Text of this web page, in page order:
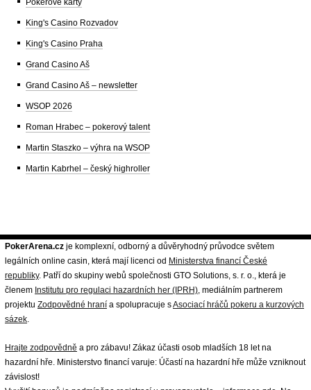
King's Casino Rozvadov
King's Casino Praha
Grand Casino Aš
Grand Casino Aš – newsletter
WSOP 2026
Roman Hrabec – pokerový talent
Martin Staszko – výhra na WSOP
Martin Kabrhel – český highroller
PokerArena.cz je komplexní, odborný a důvěryhodný průvodce světem
legálních online casin, která mají licenci od Ministerstva financí České
republiky. Patří do skupiny webů společnosti GTO Solutions, s. r. o., která je
členem Institutu pro regulaci hazardních her (IPRH) , mediálním partnerem
projektu Zodpovědné hraní a spolupracuje sAsociací hráčů pokeru a kurzových
sázek
Hrajte zodpovědně a pro zábavu! Zákaz účasti osob mladších 18 let na
hazardní hře. Ministerstvo financí varuje: Účastí na hazardní hře může vzniknout
závislost!